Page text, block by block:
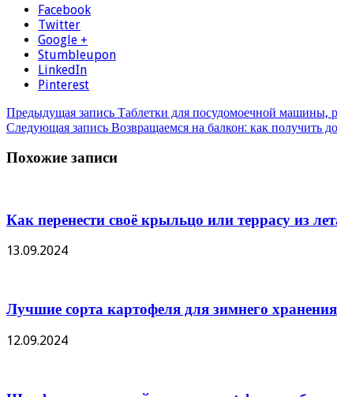
Facebook
Twitter
Google +
Stumbleupon
LinkedIn
Pinterest
Предыдущая запись Таблетки для посудомоечной машины,
Следующая запись Возвращаемся на балкон: как получить
Похожие записи
Как перенести своё крыльцо или террасу из
13.09.2024
Лучшие сорта картофеля для зимнего хранения
12.09.2024